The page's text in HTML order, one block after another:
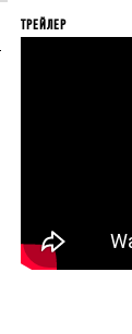
ТРЕЙЛЕР